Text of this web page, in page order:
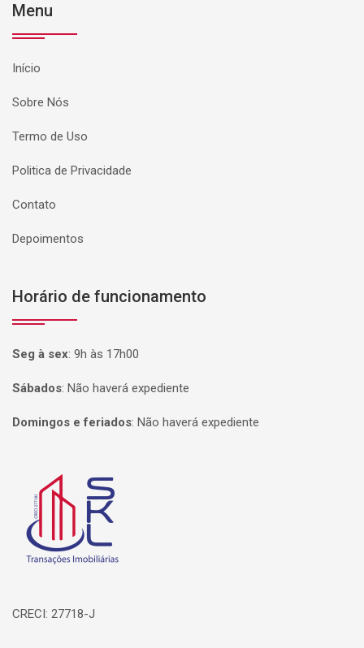
Menu
Início
Sobre Nós
Termo de Uso
Politica de Privacidade
Contato
Depoimentos
Horário de funcionamento
Seg à sex: 9h às 17h00
Sábados: Não haverá expediente
Domingos e feriados: Não haverá expediente
Página inicial
CRECI: 27718-J